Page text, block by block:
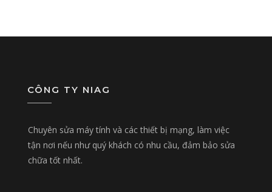
CÔNG TY NIAG
Chuyên sửa máy tính và các thiết bị mạng, làm việc
tận nơi nếu như quý khách có nhu cầu, đảm bảo sửa
chữa tốt nhất.